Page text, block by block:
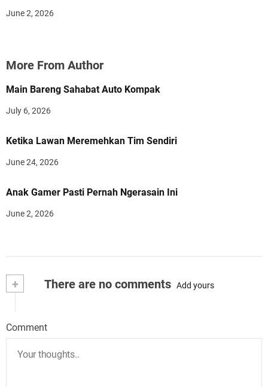
June 2, 2026
More From Author
Main Bareng Sahabat Auto Kompak
July 6, 2026
Ketika Lawan Meremehkan Tim Sendiri
June 24, 2026
Anak Gamer Pasti Pernah Ngerasain Ini
June 2, 2026
+ There are no comments Add yours
Comment